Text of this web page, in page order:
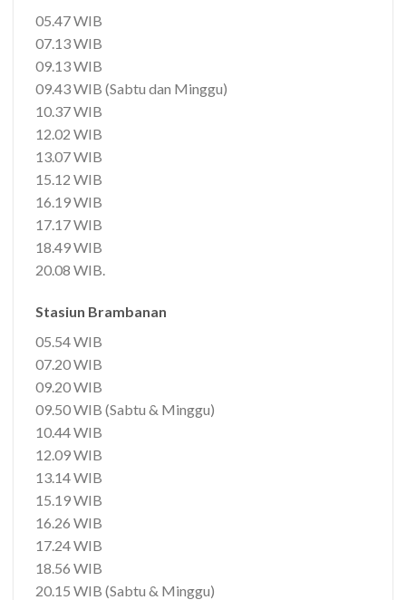
05.47 WIB
07.13 WIB
09.13 WIB
09.43 WIB (Sabtu dan Minggu)
10.37 WIB
12.02 WIB
13.07 WIB
15.12 WIB
16.19 WIB
17.17 WIB
18.49 WIB
20.08 WIB.
Stasiun Brambanan
05.54 WIB
07.20 WIB
09.20 WIB
09.50 WIB (Sabtu & Minggu)
10.44 WIB
12.09 WIB
13.14 WIB
15.19 WIB
16.26 WIB
17.24 WIB
18.56 WIB
20.15 WIB (Sabtu & Minggu)